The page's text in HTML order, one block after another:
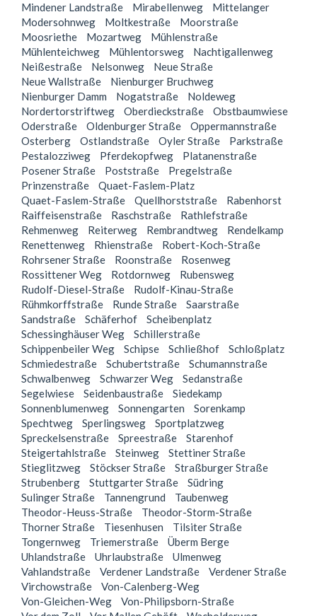
Mindener Landstraße
Mirabellenweg
Mittelanger
Modersohnweg
Moltkestraße
Moorstraße
Moosriethe
Mozartweg
Mühlenstraße
Mühlenteichweg
Mühlentorsweg
Nachtigallenweg
Neißestraße
Nelsonweg
Neue Straße
Neue Wallstraße
Nienburger Bruchweg
Nienburger Damm
Nogatstraße
Noldeweg
Nordertorstriftweg
Oberdieckstraße
Obstbaumwiese
Oderstraße
Oldenburger Straße
Oppermannstraße
Osterberg
Ostlandstraße Oyler Straße
Parkstraße
Pestalozziweg
Pferdekopfweg
Platanenstraße
Posener Straße
Poststraße
Pregelstraße
Prinzenstraße
Quaet-Faslem-Platz
Quaet-Faslem-Straße
Quellhorststraße
Rabenhorst
Raiffeisenstraße
Raschstraße
Rathlefstraße
Rehmenweg
Reiterweg Rembrandtweg
Rendelkamp
Renettenweg
Rhienstraße
Robert-Koch-Straße
Rohrsener Straße
Roonstraße
Rosenweg
Rossittener Weg
Rotdornweg
Rubensweg
Rudolf-Diesel-Straße
Rudolf-Kinau-Straße
Rühmkorffstraße
Runde Straße
Saarstraße
Sandstraße
Schäferhof
Scheibenplatz
Schessinghäuser Weg
Schillerstraße
Schippenbeiler Weg
Schipse Schließhof
Schloßplatz
Schmiedestraße
Schubertstraße
Schumannstraße
Schwalbenweg
Schwarzer Weg
Sedanstraße
Segelwiese
Seidenbaustraße
Siedekamp
Sonnenblumenweg
Sonnengarten
Sorenkamp
Spechtweg
Sperlingsweg
Sportplatzweg
Spreckelsenstraße
Spreestraße
Starenhof
Steigertahlstraße
Steinweg
Stettiner Straße
Stieglitzweg
Stöckser Straße
Straßburger Straße
Strubenberg
Stuttgarter Straße
Südring
Sulinger Straße
Tannengrund
Taubenweg
Theodor-Heuss-Straße
Theodor-Storm-Straße
Thorner Straße
Tiesenhusen
Tilsiter Straße
Tongernweg
Triemerstraße
Überm Berge
Uhlandstraße
Uhrlaubstraße
Ulmenweg
Vahlandstraße
Verdener Landstraße
Verdener Straße
Virchowstraße
Von-Calenberg-Weg
Von-Gleichen-Weg
Von-Philipsborn-Straße